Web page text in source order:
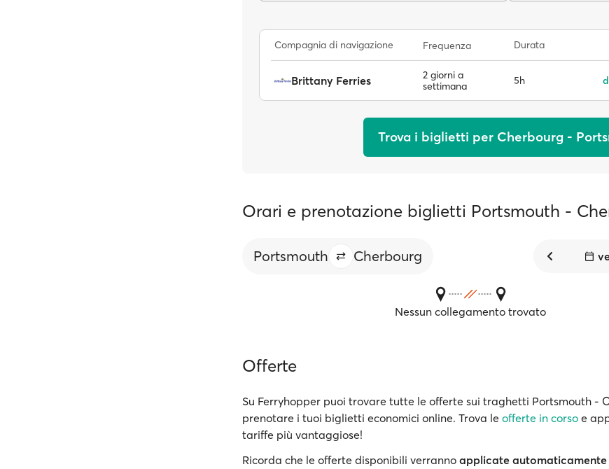
Compagnia di navigazione Frequenza Durata
Brittany Ferries
2 giorni a
settimana
5h
Trova i biglietti per Cherbourg -
Orari e prenotazione biglietti Portsmouth -
Portsmouth Cherbourg
Nessun collegamento trovato
Offerte
Su Ferryhopper puoi trovare tutte le offerte sui traghetti Portsmouth -
prenotare i tuoi biglietti economici online. Trova le offerte in corso e
tariffe più vantaggiose!
Ricorda che le offerte disponibili verranno applicate automaticamente